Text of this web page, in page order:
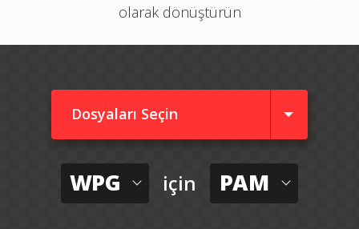
olarak dönüştürün
Dosyaları Seçin
WPG için PAM